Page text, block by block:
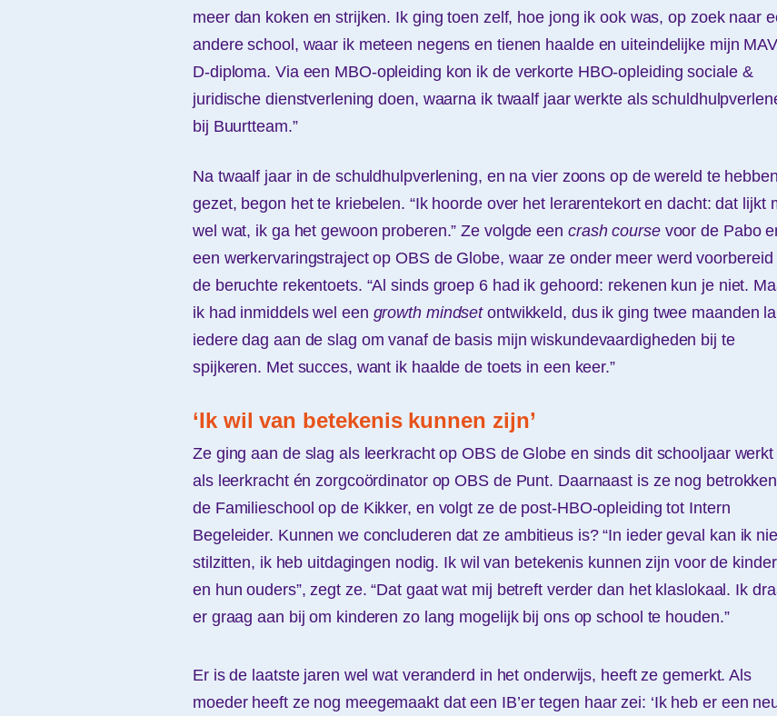
meer dan koken en strijken. Ik ging toen zelf, hoe jong ik ook was, op zoek naar
andere school, waar ik meteen negens en tienen haalde en uiteindelijke mijn
D-diploma. Via een MBO-opleiding kon ik de verkorte HBO-opleiding sociale &
juridische dienstverlening doen, waarna ik twaalf jaar werkte als
bij Buurtteam.”
Na twaalf jaar in de schuldhulpverlening, en na vier zoons op de wereld te hebben
gezet, begon het te kriebelen. “Ik hoorde over het lerarentekort en dacht: dat lijkt
wel wat, ik ga het gewoon proberen.” Ze volgde een crash coursevoor de Pabo
een werkervaringstraject op OBS de Globe, waar ze onder meer werd voorbereid
de beruchte rekentoets. “Al sinds groep 6 had ik gehoord: rekenen kun je niet.
ik had inmiddels wel een growth mindsetontwikkeld, dus ik ging twee maanden
iedere dag aan de slag om vanaf de basis mijn wiskundevaardigheden bij te
spijkeren. Met succes, want ik haalde de toets in een keer.”
‘Ik wil van betekenis kunnen zijn’
Ze ging aan de slag als leerkracht op OBS de Globe en sinds dit schooljaar werkt
als leerkracht én zorgcoördinator op OBS de Punt. Daarnaast is ze nog
de Familieschool op de Kikker, en volgt ze de post-HBO-opleiding tot Intern
Begeleider. Kunnen we concluderen dat ze ambitieus is? “In ieder geval kan ik
stilzitten, ik heb uitdagingen nodig. Ik wil van betekenis kunnen zijn voor de
en hun ouders”, zegt ze. “Dat gaat wat mij betreft verder dan het klaslokaal. Ik
er graag aan bij om kinderen zo lang mogelijk bij ons op school te houden.”
Er is de laatste jaren wel wat veranderd in het onderwijs, heeft ze gemerkt. Als
moeder heeft ze nog meegemaakt dat een IB’er tegen haar zei: ‘Ik heb er een